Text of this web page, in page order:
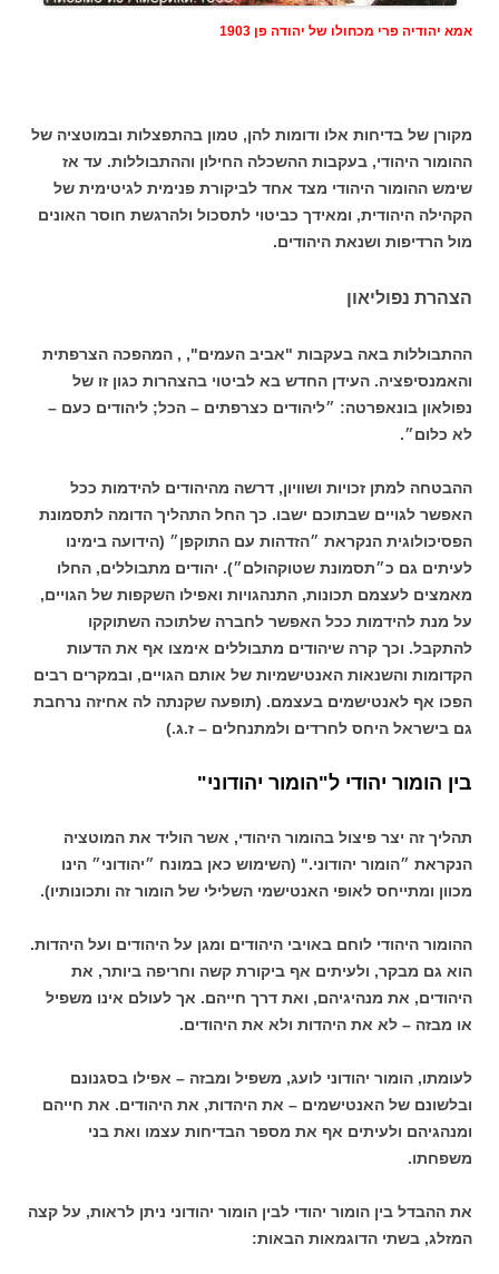
אמא יהודיה פרי מכחולו של יהודה פן 1903
מקורן של בדיחות אלו ודומות להן, טמון בהתפצלות ובמוטציה של
ההומור היהודי, בעקבות ההשכלה החילון וההתבוללות. עד אז
שימש ההומור היהודי מצד אחד לביקורת פנימית לגיטימית של
הקהילה היהודית, ומאידך כביטוי לתסכול ולהרגשת חוסר האונים
מול הרדיפות ושנאת היהודים.
הצהרת נפוליאון
ההתבוללות באה בעקבות "אביב העמים", , המהפכה הצרפתית
והאמנסיפציה. העידן החדש בא לביטוי בהצהרות כגון זו של
נפולאון בונאפרטה: ״ליהודים כצרפתים – הכל; ליהודים כעם –
לא כלום״.
ההבטחה למתן זכויות ושוויון, דרשה מהיהודים להידמות ככל
האפשר לגויים שבתוכם ישבו. כך החל התהליך הדומה לתסמונת
הפסיכולוגית הנקראת ״הזדהות עם התוקפן״ (הידועה בימינו
לעיתים גם כ״תסמונת שטוקהולם״). יהודים מתבוללים, החלו
מאמצים לעצמם תכונות, התנהגויות ואפילו השקפות של הגויים,
על מנת להידמות ככל האפשר לחברה שלתוכה השתוקקו
להתקבל. וכך קרה שיהודים מתבוללים אימצו אף את הדעות
הקדומות והשנאות האנטישמיות של אותם הגויים, ובמקרים רבים
הפכו אף לאנטישמים בעצמם. (תופעה שקנתה לה אחיזה נרחבת
גם בישראל היחס לחרדים ולמתנחלים – ז.ג.)
בין הומור יהודי ל"הומור יהודוני"
תהליך זה יצר פיצול בהומור היהודי, אשר הוליד את המוטציה
הנקראת ״הומור יהודוני." (השימוש כאן במונח ״יהודוני״ הינו
מכוון ומתייחס לאופי האנטישמי השלילי של הומור זה ותכונותיו).
ההומור היהודי לוחם באויבי היהודים ומגן על היהודים ועל היהדות.
הוא גם מבקר, ולעיתים אף ביקורת קשה וחריפה ביותר, את
היהודים, את מנהיגיהם, ואת דרך חייהם. אך לעולם אינו משפיל
או מבזה – לא את היהדות ולא את היהודים.
לעומתו, הומור יהודוני לועג, משפיל ומבזה – אפילו בסגנונם
ובלשונם של האנטישמים – את היהדות, את היהודים. את חייהם
ומנהגיהם ולעיתים אף את מספר הבדיחות עצמו ואת בני
משפחתו.
את ההבדל בין הומור יהודי לבין הומור יהודוני ניתן לראות, על קצה
המזלג, בשתי הדוגמאות הבאות: